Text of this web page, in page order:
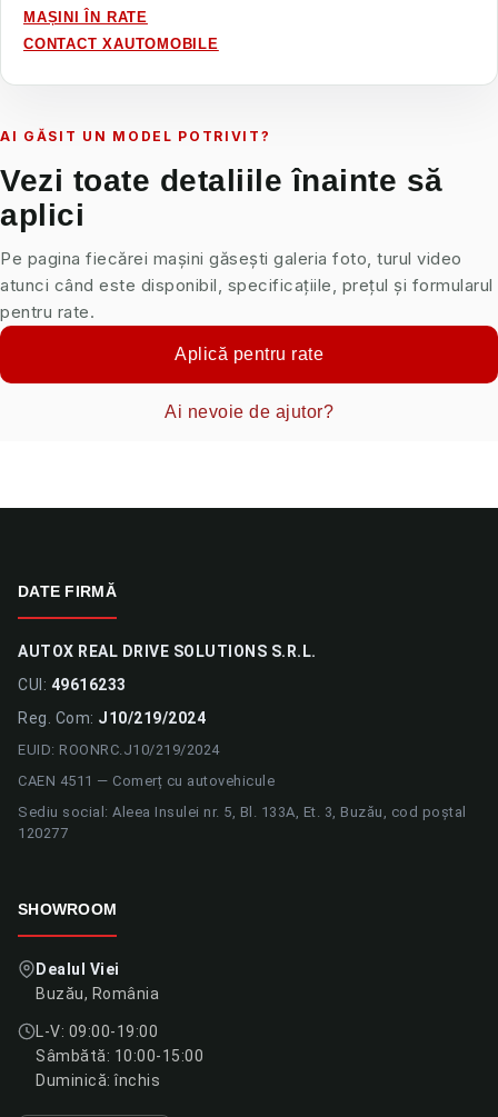
MAȘINI ÎN RATE
CONTACT XAUTOMOBILE
AI GĂSIT UN MODEL POTRIVIT?
Vezi toate detaliile înainte să
aplici
Pe pagina fiecărei mașini găsești galeria foto, turul video
atunci când este disponibil, specificațiile, prețul și formularul
pentru rate.
Aplică pentru rate
Ai nevoie de ajutor?
DATE FIRMĂ
AUTOX REAL DRIVE SOLUTIONS S.R.L.
CUI: 49616233
Reg. Com: J10/219/2024
EUID: ROONRC.J10/219/2024
CAEN 4511 — Comerț cu autovehicule
Sediu social: Aleea Insulei nr. 5, Bl. 133A, Et. 3, Buzău, cod poștal
120277
SHOWROOM
Dealul Viei
Buzău, România
L-V: 09:00-19:00
Sâmbătă: 10:00-15:00
Duminică: închis